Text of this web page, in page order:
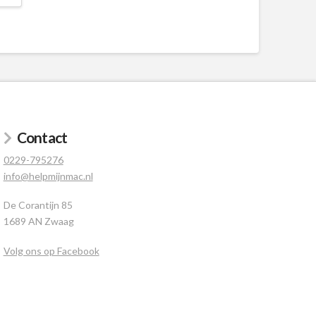
Contact
0229-795276
info@helpmijnmac.nl
De Corantijn 85
1689 AN Zwaag
Volg ons op Facebook